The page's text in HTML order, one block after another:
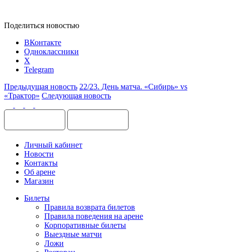
Поделиться новостью
ВКонтакте
Одноклассники
X
Telegram
Предыдущая новость 22/23. День матча. «Сибирь» vs
«Трактор» Следующая новость
Личный кабинет
Новости
Контакты
Об арене
Магазин
Билеты
Правила возврата билетов
Правила поведения на арене
Корпоративные билеты
Выездные матчи
Ложи